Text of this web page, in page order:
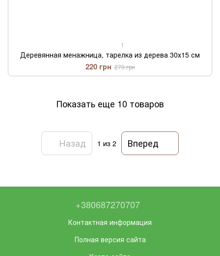
1
Деревянная менажница, тарелка из дерева 30х15 см
220 грн 270 грн
Показать еще 10 товаров
Назад 1 из 2 Вперед
+380687270707
Контактная информация
Полная версия сайта